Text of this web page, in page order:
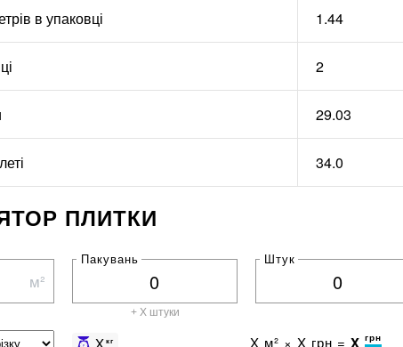
в упаковці 1.44
2
29.03
34.0
ПЛИТКИ
м²
Пакувань
+ X штуки
Штук
Xкг X м² × X грн = X грн